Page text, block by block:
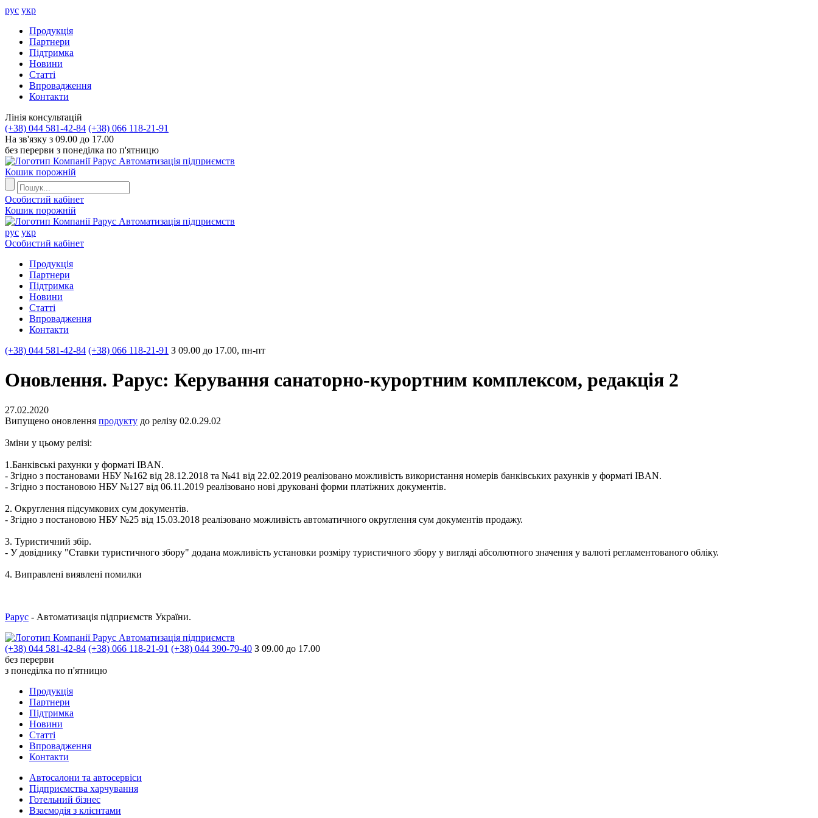
рус укр
Продукцiя
Партнери
Пiдтримка
Новини
Статті
Впровадження
Контакти
Лiнiя консультацiй
(+38) 044 581-42-84 (+38) 066 118-21-91
На зв'язку з 09.00 до 17.00
без перерви з понеділка по п'ятницю
Автоматизація підприємств
Кошик порожній
Особистий кабінет
Кошик порожній
Автоматизація підприємств
рус укр
Особистий кабінет
Продукцiя
Партнери
Пiдтримка
Новини
Статті
Впровадження
Контакти
(+38) 044 581-42-84 (+38) 066 118-21-91 З 09.00 до 17.00, пн-пт
Оновлення. Рарус: Керування санаторно-курортним комплексом, редакція 2
27.02.2020
Випущено оновлення продукту до релізу 02.0.29.02
Зміни у цьому релізі:
1.Банківські рахунки у форматі IBAN.
- Згідно з постановами НБУ №162 від 28.12.2018 та №41 від 22.02.2019 реалізовано можливість використання номерів банківських рахунків у форматі IBAN.
- Згідно з постановою НБУ №127 від 06.11.2019 реалізовано нові друковані форми платіжних документів.
2. Округлення підсумкових сум документів.
- Згідно з постановою НБУ №25 від 15.03.2018 реалізовано можливість автоматичного округлення сум документів продажу.
3. Туристичний збір.
- У довіднику "Ставки туристичного збору" додана можливість установки розміру туристичного збору у вигляді абсолютного значення у валюті регламентованого обліку.
4. Виправлені виявлені помилки
Рарус - Автоматизація підприємств України.
Автоматизація підприємств
(+38) 044 581-42-84 (+38) 066 118-21-91 (+38) 044 390-79-40 З 09.00 до 17.00
без перерви
з понеділка по п'ятницю
Продукцiя
Партнери
Пiдтримка
Новини
Статті
Впровадження
Контакти
Автосалони та автосервіси
Підприємства харчування
Готельний бізнес
Взаємодія з клієнтами